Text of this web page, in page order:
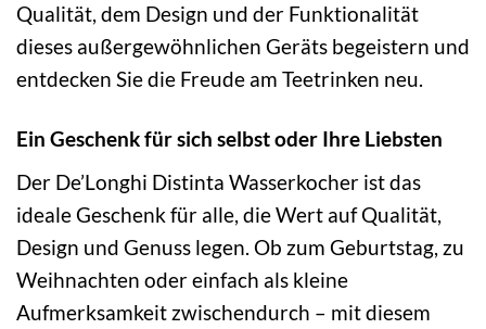
Qualität, dem Design und der Funktionalität
dieses außergewöhnlichen Geräts begeistern und
entdecken Sie die Freude am Teetrinken neu.
Ein Geschenk für sich selbst oder Ihre Liebsten
Der De’Longhi Distinta Wasserkocher ist das
ideale Geschenk für alle, die Wert auf Qualität,
Design und Genuss legen. Ob zum Geburtstag, zu
Weihnachten oder einfach als kleine
Aufmerksamkeit zwischendurch – mit diesem